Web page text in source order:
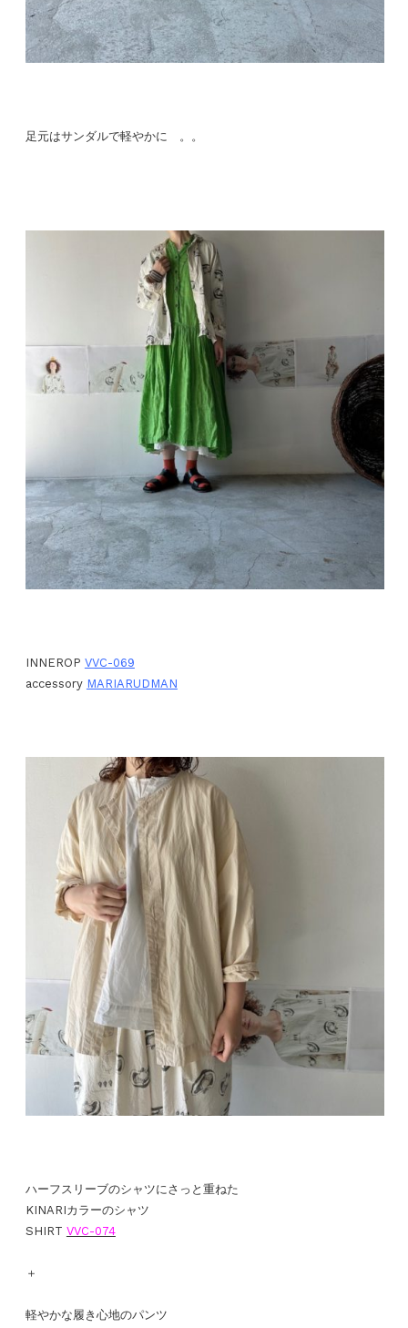
足元はサンダルで軽やかに 。。
INNEROP VVC-069
accessory MARIARUDMAN
ハーフスリーブのシャツにさっと重ねた
KINARIカラーのシャツ
SHIRT VVC-074
＋
軽やかな履き心地のパンツ